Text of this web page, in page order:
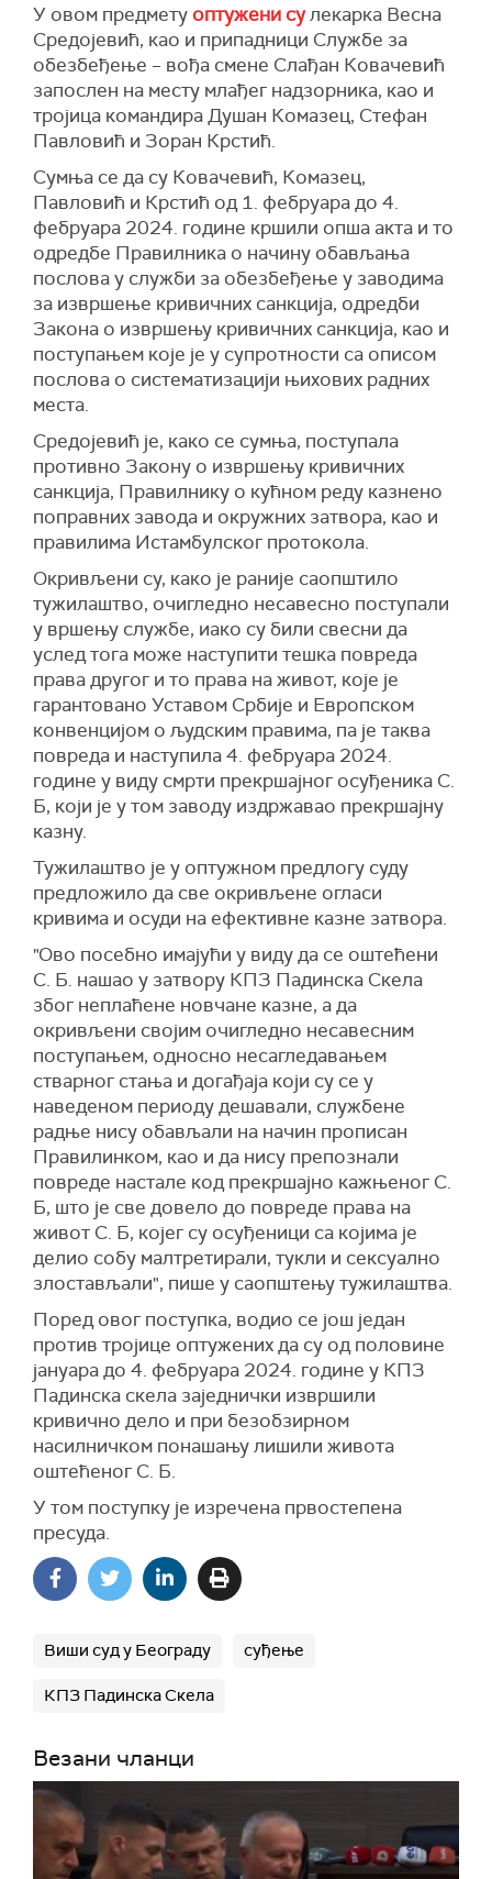
У овом предмету оптужени сулекарка Весна
Средојевић, као и припадници Службе за
обезбеђење – вођа смене Слађан Ковачевић
запослен на месту млађег надзорника, као и
тројица командира Душан Комазец, Стефан
Павловић и Зоран Крстић.
Сумња се да су Ковачевић, Комазец,
Павловић и Крстић од 1. фебруара до 4.
фебруара 2024. године кршили опша акта и то
одредбе Правилника о начину обављања
послова у служби за обезбеђење у заводима
за извршење кривичних санкција, одредби
Закона о извршењу кривичних санкција, као и
поступањем које је у супротности са описом
послова о систематизацији њихових радних
места.
Средојевић је, како се сумња, поступала
противно Закону о извршењу кривичних
санкција, Правилнику о кућном реду казнено
поправних завода и окружних затвора, као и
правилима Истамбулског протокола.
Окривљени су, како је раније саопштило
тужилаштво, очигледно несавесно поступали
у вршењу службе, иако су били свесни да
услед тога може наступити тешка повреда
права другог и то права на живот, које је
гарантовано Уставом Србије и Европском
конвенцијом о људским правима, па је таква
повреда и наступила 4. фебруара 2024.
године у виду смрти прекршајног осуђеника С.
Б, који је у том заводу издржавао прекршајну
казну.
Тужилаштво је у оптужном предлогу суду
предложило да све окривљене огласи
кривима и осуди на ефективне казне затвора.
"Ово посебно имајући у виду да се оштећени
С. Б. нашао у затвору КПЗ Падинска Скела
због неплаћене новчане казне, а да
окривљени својим очигледно несавесним
поступањем, односно несагледавањем
стварног стања и догађаја који су се у
наведеном периоду дешавали, службене
радње нису обављали на начин прописан
Правилинком, као и да нису препознали
повреде настале код прекршајно кажњеног С.
Б, што је све довело до повреде права на
живот С. Б, којег су осуђеници са којима је
делио собу малтретирали, тукли и сексуално
злостављали", пише у саопштењу тужилаштва.
Поред овог поступка, водио се још један
против тројице оптужених да су од половине
јануара до 4. фебруара 2024. године у КПЗ
Падинска скела заједнички извршили
кривично дело и при безобзирном
насилничком понашању лишили живота
оштећеног С. Б.
У том поступку је изречена првостепена
пресуда.
Виши суд у Београду суђење
КПЗ Падинска Скела
Везани чланци